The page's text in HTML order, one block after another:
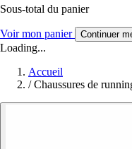
Sous-total du panier
Voir mon panier Continuer
Loading...
Accueil
/ Chaussures de